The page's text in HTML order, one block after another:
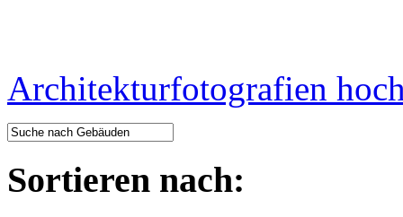
Architekturfotografien
Sortieren nach: